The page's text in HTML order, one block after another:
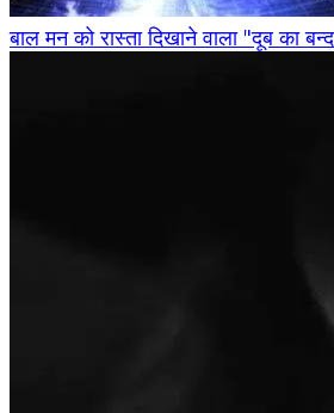
बाल मन को रास्ता दिखाने वाला "दूब का